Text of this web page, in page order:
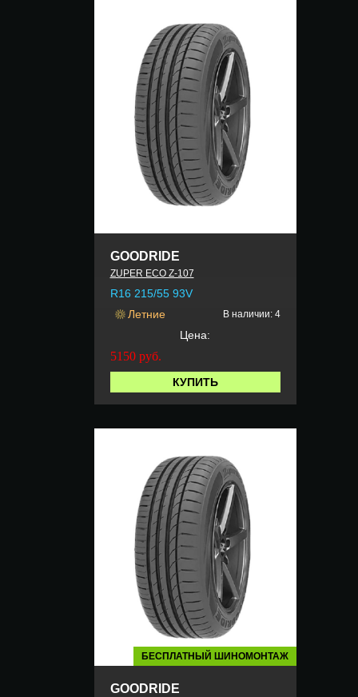
GOODRIDE
ZUPER ECO Z-107
R16 215/55 93V
Летние
В наличии: 4
Цена:
5150 руб.
КУПИТЬ
БЕСПЛАТНЫЙ ШИНОМОНТАЖ
GOODRIDE